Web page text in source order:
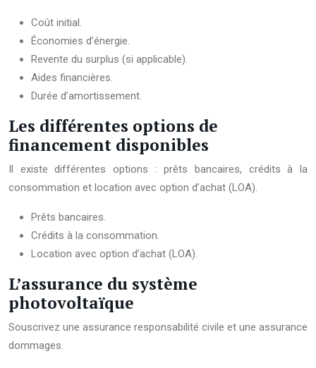
Coût initial.
Économies d’énergie.
Revente du surplus (si applicable).
Aides financières.
Durée d’amortissement.
Les différentes options de
financement disponibles
Il existe différentes options : prêts bancaires, crédits à la
consommation et location avec option d’achat (LOA).
Prêts bancaires.
Crédits à la consommation.
Location avec option d’achat (LOA).
L’assurance du système
photovoltaïque
Souscrivez une assurance responsabilité civile et une assurance
dommages.